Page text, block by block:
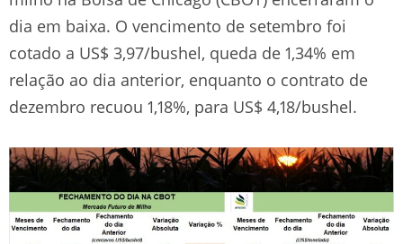
dia em baixa. O vencimento de setembro foi
cotado a US$ 3,97/bushel, queda de 1,34% em
relação ao dia anterior, enquanto o contrato de
dezembro recuou 1,18%, para US$ 4,18/bushel.